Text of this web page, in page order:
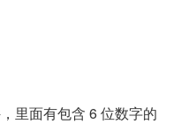
里面有包含 6 位数字的